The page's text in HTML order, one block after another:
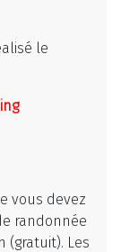
le
vous devez
randonnée
(gratuit). Les